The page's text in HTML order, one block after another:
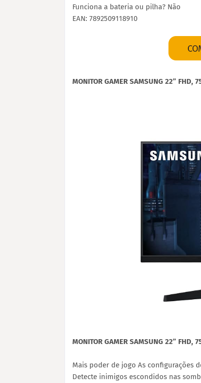
Funciona a bateria ou pilha? Não
EAN: 7892509118910
MONITOR GAMER SAMSUNG 22” FHD,
MONITOR GAMER SAMSUNG 22” FHD,
Mais poder de jogo As configurações
Detecte inimigos escondidos nas